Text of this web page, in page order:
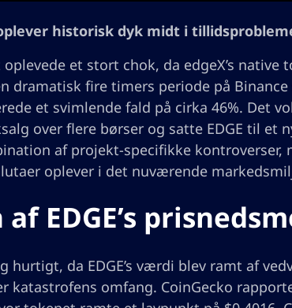
oplever historisk dyk midt i
et stort chok, da edgeX’s native
dramatisk fire timers periode på Binance
et svimlende fald på cirka 46%. Det
over flere børser og satte EDGE til et
af projekt-specifikke
oplever i det nuværende
EDGE’s
hurtigt, da EDGE’s værdi blev ramt af
katastrofens omfang. CoinGecko